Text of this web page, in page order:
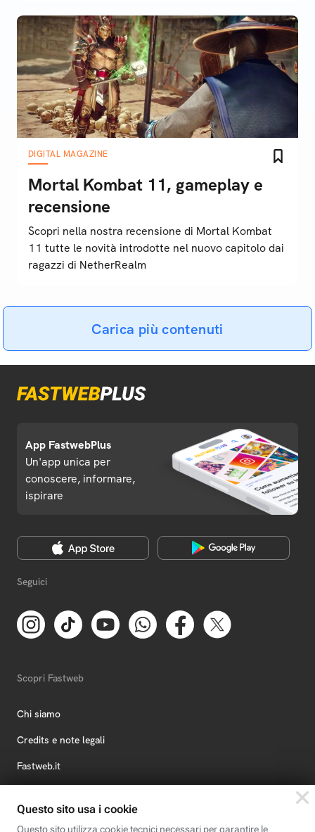
DIGITAL MAGAZINE
Mortal Kombat 11, gameplay e
recensione
Scopri nella nostra recensione di Mortal Kombat
11 tutte le novità introdotte nel nuovo capitolo dai
ragazzi di NetherRealm
Carica più contenuti
App FastwebPlus
Un'app unica per
conoscere, informare,
ispirare
Seguici
Scopri Fastweb
Chi siamo
Credits e note legali
Fastweb.it
Fastweb Digital Academy